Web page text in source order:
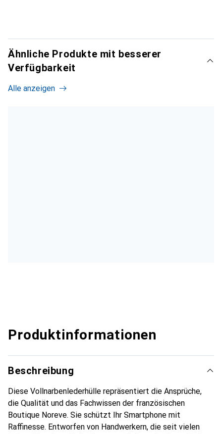
Ähnliche Produkte mit besserer
Verfügbarkeit
Alle anzeigen
Produktinformationen
Beschreibung
Diese Vollnarbenlederhülle repräsentiert die Ansprüche,
die Qualität und das Fachwissen der französischen
Boutique Noreve. Sie schützt Ihr Smartphone mit
Raffinesse. Entworfen von Handwerkern, die seit vielen